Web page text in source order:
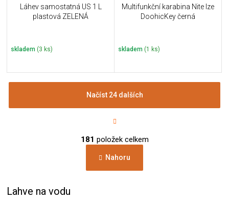
Láhev samostatná US 1 L
plastová ZELENÁ
skladem (3 ks)
Multifunkční karabina Nite Ize
DoohicKey černá
skladem (1 ks)
v
á
d
Načíst 24 dalších
t
á
n
k
v
181 položek celkem
Nahoru
Lahve na vodu